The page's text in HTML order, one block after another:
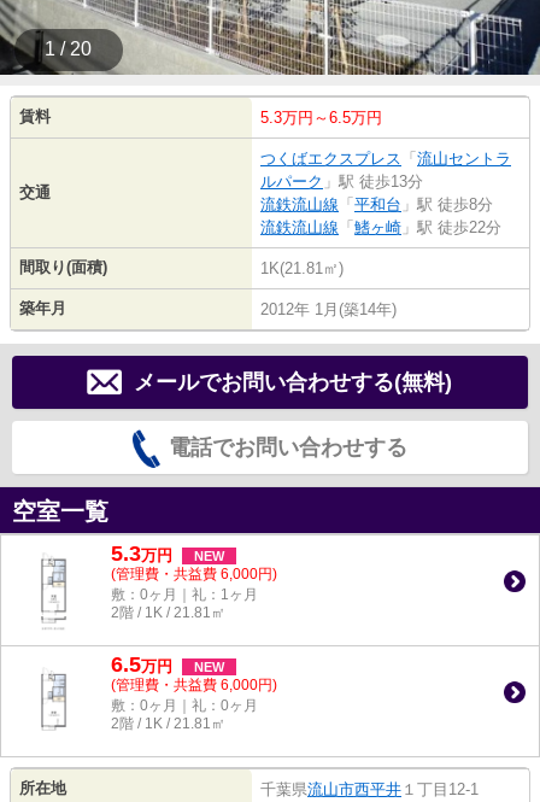
1 / 20
賃料 5.3万円～6.5万円
交通
つくばエクスプレス 「 流山セントラ
ルパーク 」駅 徒歩13分
流鉄流山線 「 平和台 」駅 徒歩8分
流鉄流山線 「 鰭ヶ崎 」駅 徒歩22分
間取り(面積) 1K(21.81㎡)
築年月 2012年 1月(築14年)
メールでお問い合わせする(無料)
電話でお問い合わせする
空室一覧
5.3万円 NEW
(管理費・共益費 6,000円)
敷：0ヶ月｜礼：1ヶ月
2階 / 1K / 21.81㎡
6.5万円 NEW
(管理費・共益費 6,000円)
敷：0ヶ月｜礼：0ヶ月
2階 / 1K / 21.81㎡
所在地 千葉県流山市西平井 １丁目12-1